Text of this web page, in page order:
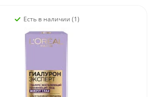
Есть в наличии (1)